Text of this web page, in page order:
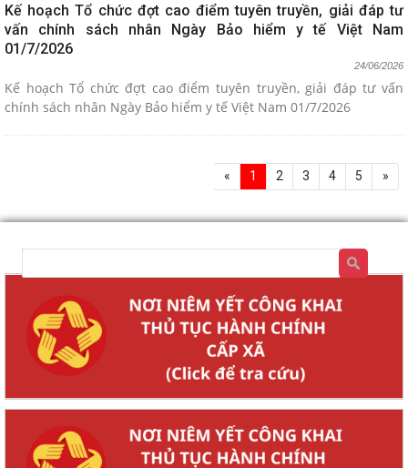
Kế hoạch Tổ chức đợt cao điểm tuyên truyền, giải đáp tư
vấn chính sách nhân Ngày Bảo hiểm y tế Việt Nam
01/7/2026
24/06/2026
Kế hoạch Tổ chức đợt cao điểm tuyên truyền, giải đáp tư vấn
chính sách nhân Ngày Bảo hiểm y tế Việt Nam 01/7/2026
« 1 2 3 4 5 »